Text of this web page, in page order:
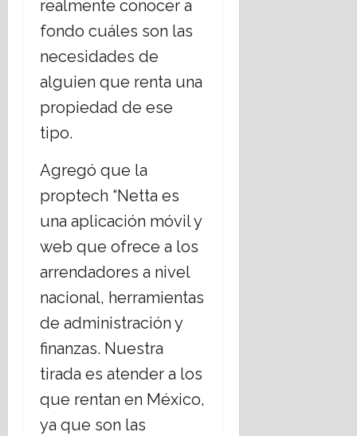
realmente conocer a
fondo cuáles son las
necesidades de
alguien que renta una
propiedad de ese
tipo.
Agregó que la
proptech “Netta es
una aplicación móvil y
web que ofrece a los
arrendadores a nivel
nacional, herramientas
de administración y
finanzas. Nuestra
tirada es atender a los
que rentan en México,
ya que son las